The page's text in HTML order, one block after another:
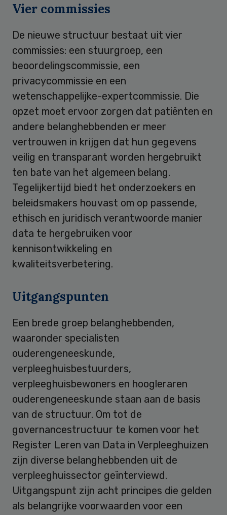
Vier commissies
De nieuwe structuur bestaat uit vier
commissies: een stuurgroep, een
beoordelingscommissie, een
privacycommissie en een
wetenschappelijke-expertcommissie. Die
opzet moet ervoor zorgen dat patiënten en
andere belanghebbenden er meer
vertrouwen in krijgen dat hun gegevens
veilig en transparant worden hergebruikt
ten bate van het algemeen belang.
Tegelijkertijd biedt het onderzoekers en
beleidsmakers houvast om op passende,
ethisch en juridisch verantwoorde manier
data te hergebruiken voor
kennisontwikkeling en
kwaliteitsverbetering.
Uitgangspunten
Een brede groep belanghebbenden,
waaronder specialisten
ouderengeneeskunde,
verpleeghuisbestuurders,
verpleeghuisbewoners en hoogleraren
ouderengeneeskunde staan aan de basis
van de structuur. Om tot de
governancestructuur te komen voor het
Register Leren van Data in Verpleeghuizen
zijn diverse belanghebbenden uit de
verpleeghuissector geïnterviewd.
Uitgangspunt zijn acht principes die gelden
als belangrijke voorwaarden voor een